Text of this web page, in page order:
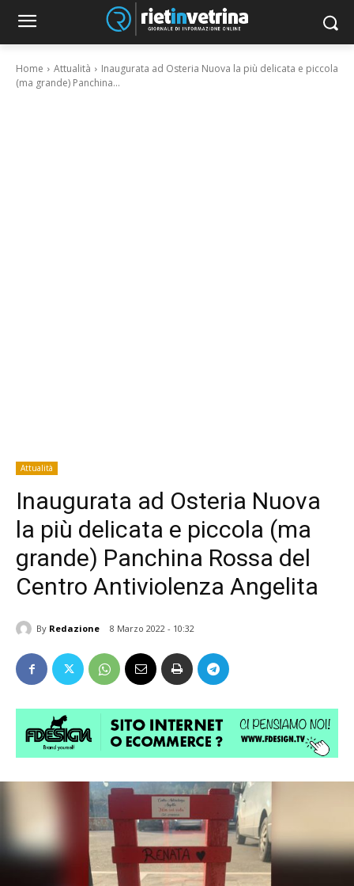
Home Attualità
Inaugurata ad Osteria Nuova la più delicata e piccola
(ma grande) Panchina...
Attualità
Inaugurata ad Osteria Nuova
la più delicata e piccola (ma
grande) Panchina Rossa del
Centro Antiviolenza Angelita
By Redazione 8 Marzo 2022 - 10:32